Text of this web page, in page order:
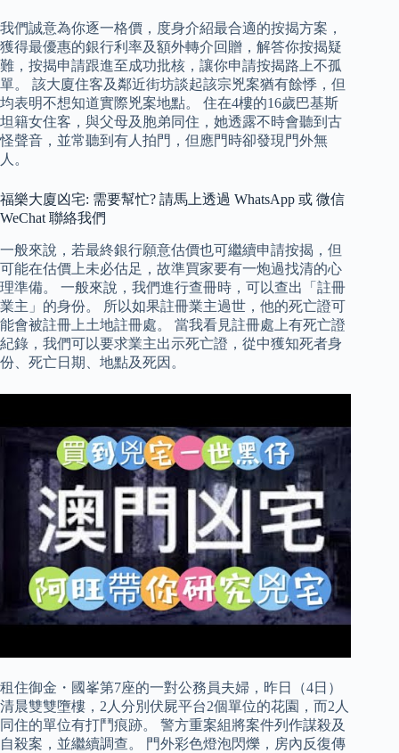
我們誠意為你逐一格價，度身介紹最合適的按揭方案，
獲得最優惠的銀行利率及額外轉介回贈，解答你按揭疑
難，按揭申請跟進至成功批核，讓你申請按揭路上不孤
單。 該大廈住客及鄰近街坊談起該宗兇案猶有餘悸，但
均表明不想知道實際兇案地點。 住在4樓的16歲巴基斯
坦籍女住客，與父母及胞弟同住，她透露不時會聽到古
怪聲音，並常聽到有人拍門，但應門時卻發現門外無
人。
福樂大廈凶宅: 需要幫忙? 請馬上透過 WhatsApp 或 微信
WeChat 聯絡我們
一般來說，若最終銀行願意估價也可繼續申請按揭，但
可能在估價上未必估足，故準買家要有一炮過找清的心
理準備。 一般來說，我們進行查冊時，可以查出「註冊
業主」的身份。 所以如果註冊業主過世，他的死亡證可
能會被註冊上土地註冊處。 當我看見註冊處上有死亡證
紀錄，我們可以要求業主出示死亡證，從中獲知死者身
份、死亡日期、地點及死因。
租住御金・國峯第7座的一對公務員夫婦，昨日（4日）
清晨雙雙墮樓，2人分別伏屍平台2個單位的花園，而2人
同住的單位有打鬥痕跡。 警方重案組將案件列作謀殺及
自殺案，並繼續調查。 門外彩色燈泡閃爍，房內反復傳